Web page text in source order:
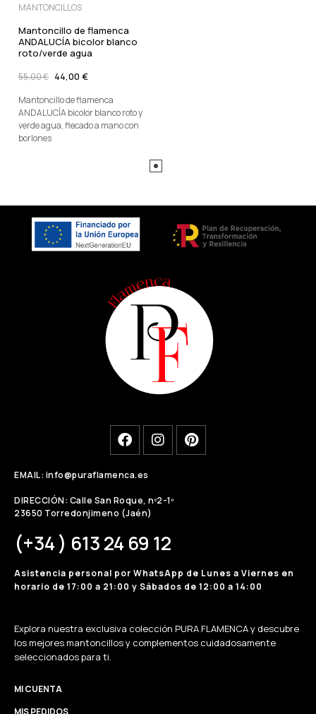
MANTONCILLOS
Mantoncillo de flamenca
ANDALUCÍA bicolor blanco
roto/verde agua
55,00 € 44,00 €
Mantoncillo de flamenca
ANDALUCÍA bicolor blanco roto y
verde agua, flecado a mano con
borlones
EMAIL: info@puraflamenca.es
DIRECCIÓN: Calle San Roque, nº2-1º
23650 Torredonjimeno (Jaén)
(+34 ) 613 24 69 12
Asistencia personal por WhatsApp de Lunes a Viernes en
horario de 17:00 a 21:00 y Sábados de 12:00 a 14:00
Explora nuestra exclusiva colección PURA FLAMENCA y descubre
los mejores mantoncillos y complementos cuidadosamente
seleccionados para ti.
MI CUENTA
MIS PEDIDOS